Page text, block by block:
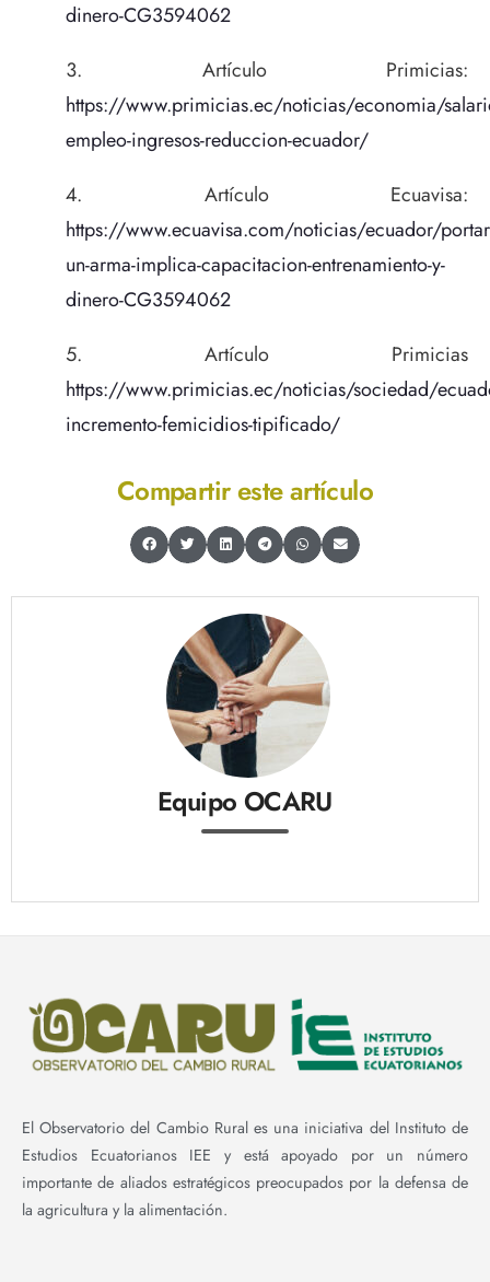
dinero-CG3594062
Artículo Primicias:
https://www.primicias.ec/noticias/economia/
empleo-ingresos-reduccion-ecuador/
Artículo Ecuavisa:
https://www.ecuavisa.com/noticias/ecuador/
un-arma-implica-capacitacion-entrenamiento-y-
dinero-CG3594062
Artículo Primicias
https://www.primicias.ec/noticias/sociedad/
incremento-femicidios-tipificado/
Compartir este artículo
Equipo OCARU
El Observatorio del Cambio Rural es una iniciativa del Instituto de
Estudios Ecuatorianos IEE y está apoyado por un número
importante de aliados estratégicos preocupados por la defensa de
la agricultura y la alimentación.